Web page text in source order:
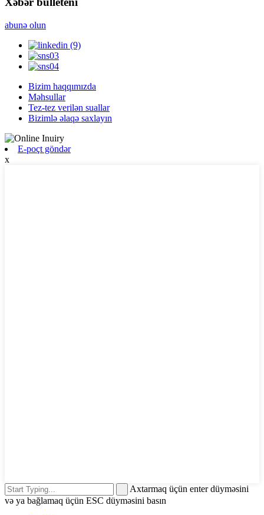
abunə olun
Bizim haqqımızda
Məhsullar
Tez-tez verilən suallar
Bizimlə əlaqə saxlayın
E-poçt göndər
x
Axtarmaq üçün enter düyməsini
və ya bağlamaq üçün ESC düyməsini basın